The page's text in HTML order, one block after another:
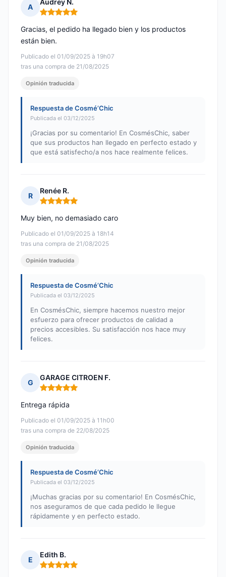
A
Audrey N.
Nota: 5 de 5
Publicado el 01/09/2025 à 19h07
tras una compra de 21/08/2025
Gracias, el pedido ha llegado bien y los productos
están bien.
Opinión traducida
Respuesta de Cosmé’Chic
Publicada el 03/12/2025
¡Gracias por su comentario! En CosmésChic, saber
que sus productos han llegado en perfecto estado y
que está satisfecho/a nos hace realmente felices.
R
Renée R.
Nota: 5 de 5
Publicado el 01/09/2025 à 18h14
tras una compra de 21/08/2025
Muy bien, no demasiado caro
Opinión traducida
Respuesta de Cosmé’Chic
Publicada el 03/12/2025
En CosmésChic, siempre hacemos nuestro mejor
esfuerzo para ofrecer productos de calidad a
precios accesibles. Su satisfacción nos hace muy
felices.
G
GARAGE CITROEN F.
Nota: 5 de 5
Publicado el 01/09/2025 à 11h00
tras una compra de 22/08/2025
Entrega rápida
Opinión traducida
Respuesta de Cosmé’Chic
Publicada el 03/12/2025
¡Muchas gracias por su comentario! En CosmésChic,
nos aseguramos de que cada pedido le llegue
rápidamente y en perfecto estado.
E
Edith B.
Nota: 5 de 5